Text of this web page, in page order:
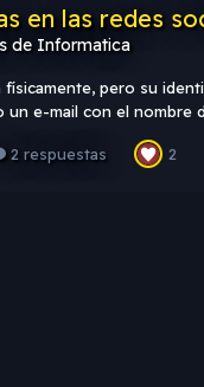
en las redes
de Informatica
pero su
e-mail con el nombre
2 respuestas 2